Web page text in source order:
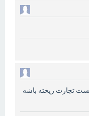
تجارت ریخته باشه